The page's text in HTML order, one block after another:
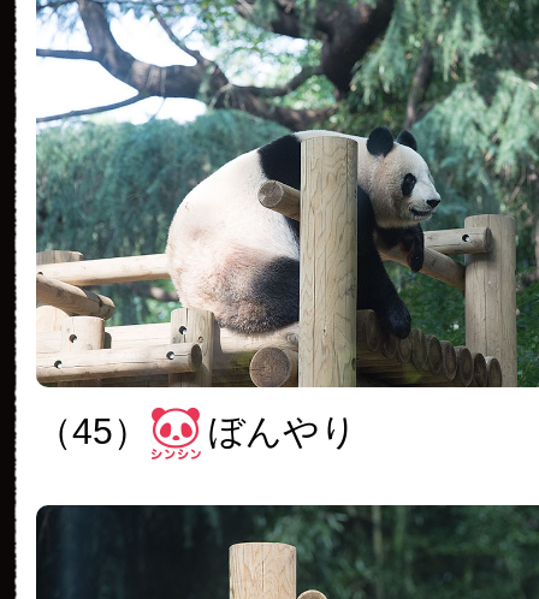
（45） ぼんやり